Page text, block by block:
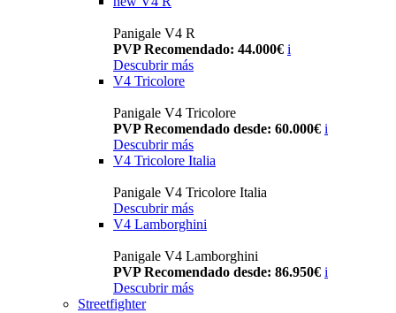
Panigale V4 R
PVP Recomendado: 44.000€ i
Descubrir más
V4 Tricolore
Panigale V4 Tricolore
PVP Recomendado desde: 60.000€ i
Descubrir más
V4 Tricolore Italia
Panigale V4 Tricolore Italia
Descubrir más
V4 Lamborghini
Panigale V4 Lamborghini
PVP Recomendado desde: 86.950€ i
Descubrir más
Streetfighter